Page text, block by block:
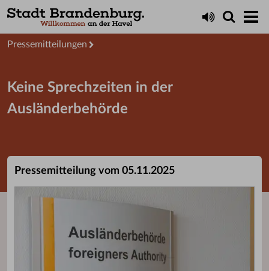
Presseservice
Pressemitteilungen
Keine Sprechzeiten in der
Ausländerbehörde
Pressemitteilung vom 05.11.2025